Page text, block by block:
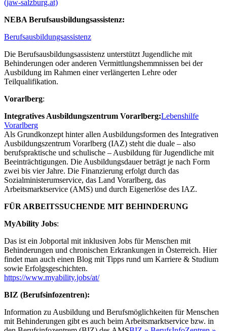
(jaw-salzburg.at)
NEBA Berufsausbildungsassistenz:
Berufsausbildungsassistenz
Die Berufsausbildungsassistenz unterstützt Jugendliche mit
Behinderungen oder anderen Vermittlungshemmnissen bei der
Ausbildung im Rahmen einer verlängerten Lehre oder
Teilqualifikation.
Vorarlberg:
Integratives Ausbildungszentrum Vorarlberg:Lebenshilfe
Vorarlberg
Als Grundkonzept hinter allen Ausbildungsformen des Integrativen
Ausbildungszentrum Vorarlberg (IAZ) steht die duale – also
berufspraktische und schulische – Ausbildung für Jugendliche mit
Beeinträchtigungen. Die Ausbildungsdauer beträgt je nach Form
zwei bis vier Jahre. Die Finanzierung erfolgt durch das
Sozialministerumservice, das Land Vorarlberg, das
Arbeitsmarktservice (AMS) und durch Eigenerlöse des IAZ.
FÜR ARBEITSSUCHENDE MIT BEHINDERUNG
MyAbility Jobs:
Das ist ein Jobportal mit inklusiven Jobs für Menschen mit
Behinderungen und chronischen Erkrankungen in Österreich. Hier
findet man auch einen Blog mit Tipps rund um Karriere & Studium
sowie Erfolgsgeschichten.
https://www.myability.jobs/at/
BIZ (Berufsinfozentren):
Information zu Ausbildung und Berufsmöglichkeiten für Menschen
mit Behinderungen gibt es auch beim Arbeitsmarktservice bzw. in